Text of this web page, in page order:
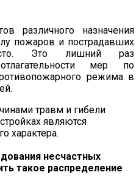
различного назначения
пожаров и пострадавших
Это лишний раз
мер по
режима в
травм и гибели
являются
характера.
несчастных
такое распределение